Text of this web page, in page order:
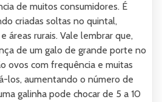
de muitos consumidores. É
criadas soltas no quintal,
áreas rurais. Vale lembrar que,
de um galo de grande porte no
ovos com frequência e muitas
los, aumentando o número de
galinha pode chocar de 5 a 10